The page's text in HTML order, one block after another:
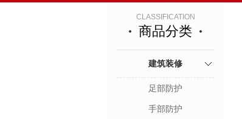
CLASSIFICATION
商品分类
建筑装修
足部防护
手部防护